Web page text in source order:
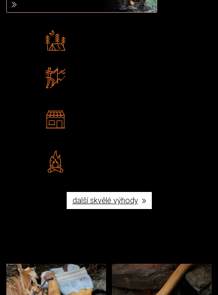
další skvělé výhody